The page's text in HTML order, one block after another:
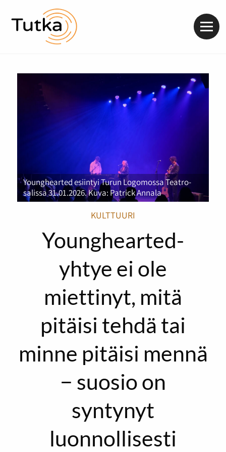
Younghearted esiintyi Turun Logomossa Teatro-
salissa 31.01.2026. Kuva: Patrick Annala
KULTTUURI
Younghearted-
yhtye ei ole
miettinyt, mitä
pitäisi tehdä tai
minne pitäisi mennä
− suosio on
syntynyt
luonnollisesti